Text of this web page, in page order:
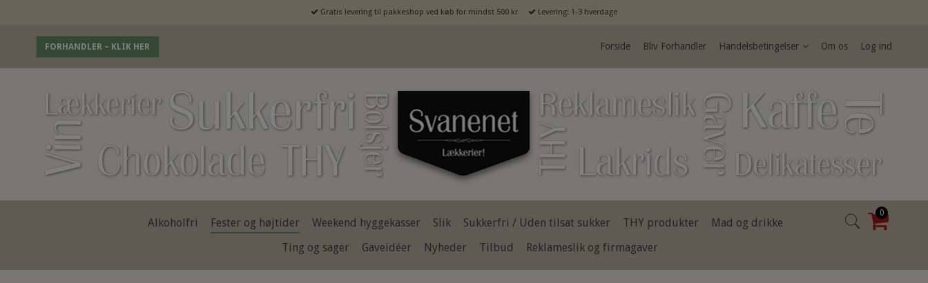
Gratis levering til pakkeshop ved køb for mindst 500 kr Levering: 1-3 hverdage
FORHANDLER – KLIK HER Forside Bliv Forhandler Handelsbetingelser Om os Log ind
0
Alkoholfri Fester og højtider Weekend hyggekasser Slik Sukkerfri / Uden tilsat sukker THY produkter
Mad og drikke
Ting og sager
Gaveidéer Nyheder Tilbud Reklameslik og firmagaver